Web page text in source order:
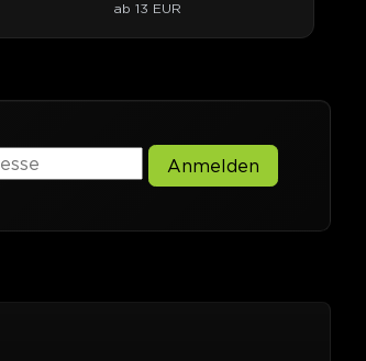
ab 13 EUR
Anmelden